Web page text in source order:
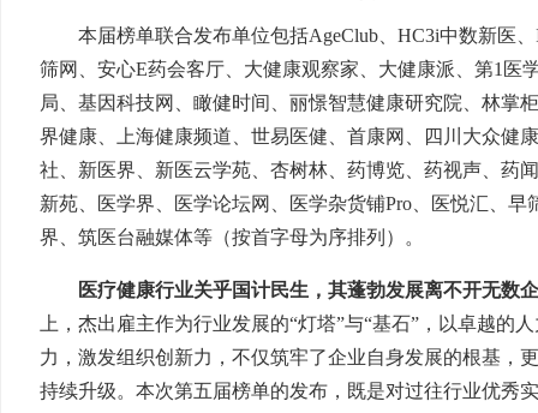
本届榜单联合发布单位包括AgeClub、HC3i中数新医
筛网、安心E药会客厅、大健康观察家、大健康派、第1医
局、基因科技网、瞰健时间、丽憬智慧健康研究院、林掌
界健康、上海健康频道、世易医健、首康网、四川大众健
社、新医界、新医云学苑、杏树林、药博览、药视声、药
新苑、医学界、医学论坛网、医学杂货铺Pro、医悦汇、
界、筑医台融媒体等（按首字母为序排列）。
医疗健康行业关乎国计民生，其蓬勃发展离不开无数
上，杰出雇主作为行业发展的“灯塔”与“基石”，以卓越
力，激发组织创新力，不仅筑牢了企业自身发展的根基，
持续升级。本次第五届榜单的发布，既是对过往行业优秀